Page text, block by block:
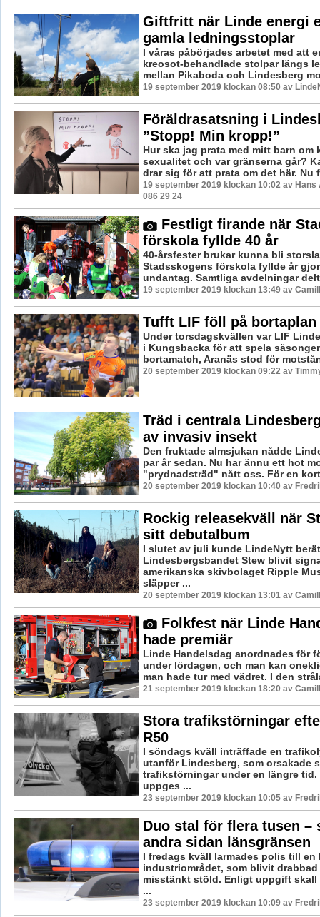
Giftfritt när Linde energi
gamla ledningsstoplar
I våras påbörjades arbetet med att
kreosot-behandlade stolpar längs
mellan Pikaboda och Lindesberg
19 september 2019 klockan 08:50 av
Föräldrasatsning i
”Stopp! Min kropp!”
Hur ska jag prata med mitt barn om
sexualitet och var gränserna går?
drar sig för att prata om det här. Nu
19 september 2019 klockan 10:02 av Hans
086 29 24
Festligt firande när
förskola fyllde 40 år
40-årsfester brukar kunna bli
Stadsskogens förskola fyllde år
undantag. Samtliga avdelningar
19 september 2019 klockan 13:49 av
Tufft LIF föll på bortaplan
Under torsdagskvällen var LIF
i Kungsbacka för att spela
bortamatch, Aranäs stod för
20 september 2019 klockan 09:22 av
Träd i centrala
av invasiv insekt
Den fruktade almsjukan nådde
par år sedan. Nu har ännu ett hot
"prydnadsträd" nått oss. För en
20 september 2019 klockan 10:40 av
Rockig releasekväll när
sitt debutalbum
I slutet av juli kunde LindeNytt
Lindesbergsbandet Stew blivit
amerikanska skivbolaget Ripple
släpper ...
20 september 2019 klockan 13:01 av
Folkfest när Linde
hade premiär
Linde Handelsdag anordnades för
under lördagen, och man kan
man hade tur med vädret. I den
21 september 2019 klockan 18:20 av
Stora trafikstörningar
R50
I söndags kväll inträffade en
utanför Lindesberg, som orsakade
trafikstörningar under en längre tid.
uppges ...
23 september 2019 klockan 10:05 av
Duo stal för flera tusen –
andra sidan länsgränsen
I fredags kväll larmades polis till en
industriområdet, som blivit drabbad
misstänkt stöld. Enligt uppgift skall
...
23 september 2019 klockan 10:09 av